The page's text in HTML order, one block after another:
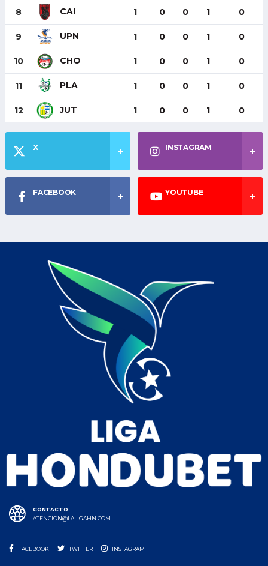
8 CAI 1 0 0 1 0
9 UPN 1 0 0 1 0
10 CHO 1 0 0 1 0
11 PLA 1 0 0 1 0
12 JUT 1 0 0 1 0
X INSTAGRAM
FACEBOOK YOUTUBE
CONTACTO
ATENCION@LALIGAHN.COM
FACEBOOK TWITTER INSTAGRAM